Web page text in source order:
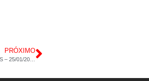
PRÓXIMO
DROGARIA POP – NILÓPOLIS VITAMINA C COM ZINCO – POLIVITAMÍNICO CABELOS UNHAS – 25/01/2022 – 14H 15M